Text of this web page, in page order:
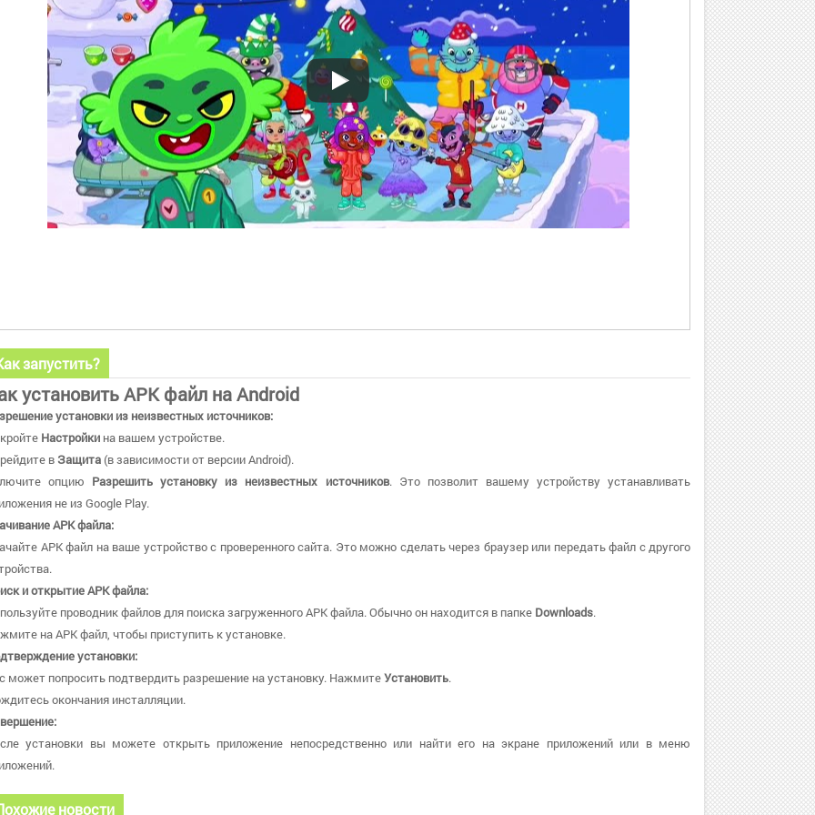
запустить?
установить APK файл на Android
установки из неизвестных источников:
Настройки на вашем устройстве.
вЗащита (в зависимости от версии Android).
опцию Разрешить установку из неизвестных источников. Это позволит вашему устройству устанавливать
не из Google Play.
APK файла:
APK файл на ваше устройство с проверенного сайта. Это можно сделать через браузер или передать файл с другого
и открытие APK файла:
проводник файлов для поиска загруженного APK файла. Обычно он находится в папке Downloads.
на APK файл, чтобы приступить к установке.
установки:
может попросить подтвердить разрешение на установку. НажмитеУстановить.
окончания инсталляции.
установки вы можете открыть приложение непосредственно или найти его на экране приложений или в меню
новости